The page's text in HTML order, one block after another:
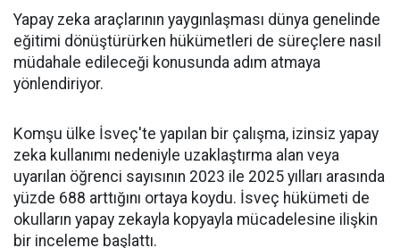
Yapay zeka araçlarının yaygınlaşması dünya genelinde
eğitimi dönüştürürken hükümetleri de süreçlere nasıl
müdahale edileceği konusunda adım atmaya
yönlendiriyor.
Komşu ülke İsveç'te yapılan bir çalışma, izinsiz yapay
zeka kullanımı nedeniyle uzaklaştırma alan veya
uyarılan öğrenci sayısının 2023 ile 2025 yılları arasında
yüzde 688 arttığını ortaya koydu. İsveç hükümeti de
okulların yapay zekayla kopyayla mücadelesine ilişkin
bir inceleme başlattı.